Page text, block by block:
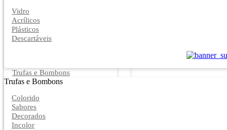
Vidro
Acrílicos
Plásticos
Descartáveis
Trufas e Bombons
Trufas e Bombons
Colorido
Sabores
Decorados
Incolor